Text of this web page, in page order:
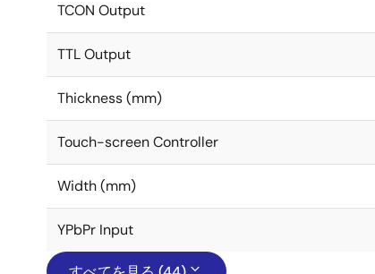
TCON Output
TTL Output
Thickness (mm)
Touch-screen Controller
Width (mm)
YPbPr Input